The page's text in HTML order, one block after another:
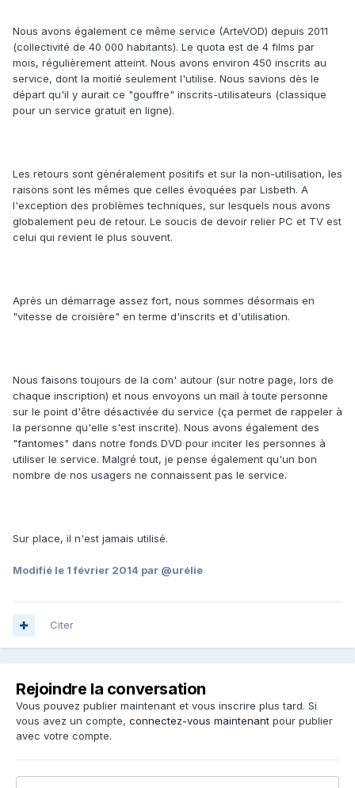
Nous avons également ce même service (ArteVOD) depuis 2011
(collectivité de 40 000 habitants). Le quota est de 4 films par
mois, régulièrement atteint. Nous avons environ 450 inscrits au
service, dont la moitié seulement l'utilise. Nous savions dès le
départ qu'il y aurait ce "gouffre" inscrits-utilisateurs (classique
pour un service gratuit en ligne).
Les retours sont généralement positifs et sur la non-utilisation, les
raisons sont les mêmes que celles évoquées par Lisbeth. A
l'exception des problèmes techniques, sur lesquels nous avons
globalement peu de retour. Le soucis de devoir relier PC et TV est
celui qui revient le plus souvent.
Après un démarrage assez fort, nous sommes désormais en
"vitesse de croisière" en terme d'inscrits et d'utilisation.
Nous faisons toujours de la com' autour (sur notre page, lors de
chaque inscription) et nous envoyons un mail à toute personne
sur le point d'être désactivée du service (ça permet de rappeler à
la personne qu'elle s'est inscrite). Nous avons également des
"fantomes" dans notre fonds DVD pour inciter les personnes à
utiliser le service. Malgré tout, je pense également qu'un bon
nombre de nos usagers ne connaissent pas le service.
Sur place, il n'est jamais utilisé.
Modifié le 1 février 2014 par @urélie
Citer
Rejoindre la conversation
Vous pouvez publier maintenant et vous inscrire plus tard. Si
vous avez un compte, connectez-vous maintenant pour publier
avec votre compte.